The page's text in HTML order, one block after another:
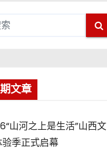
文章
山河之上是生活”山西文
季正式启幕